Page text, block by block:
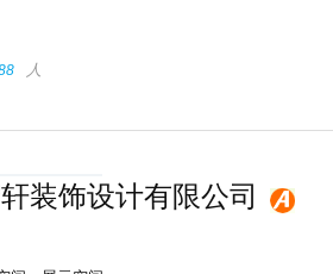
人
装饰设计有限公司